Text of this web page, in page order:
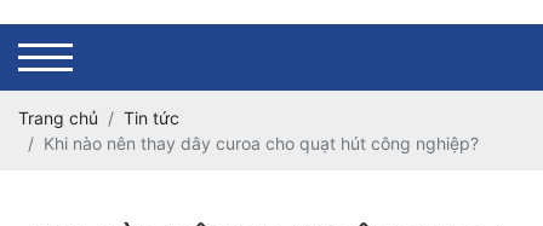
Trang chủ
Tin tức
Khi nào nên thay dây curoa cho quạt hút công nghiệp?